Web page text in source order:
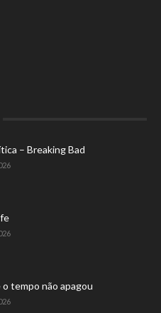
– Breaking Bad
tempo não apagou